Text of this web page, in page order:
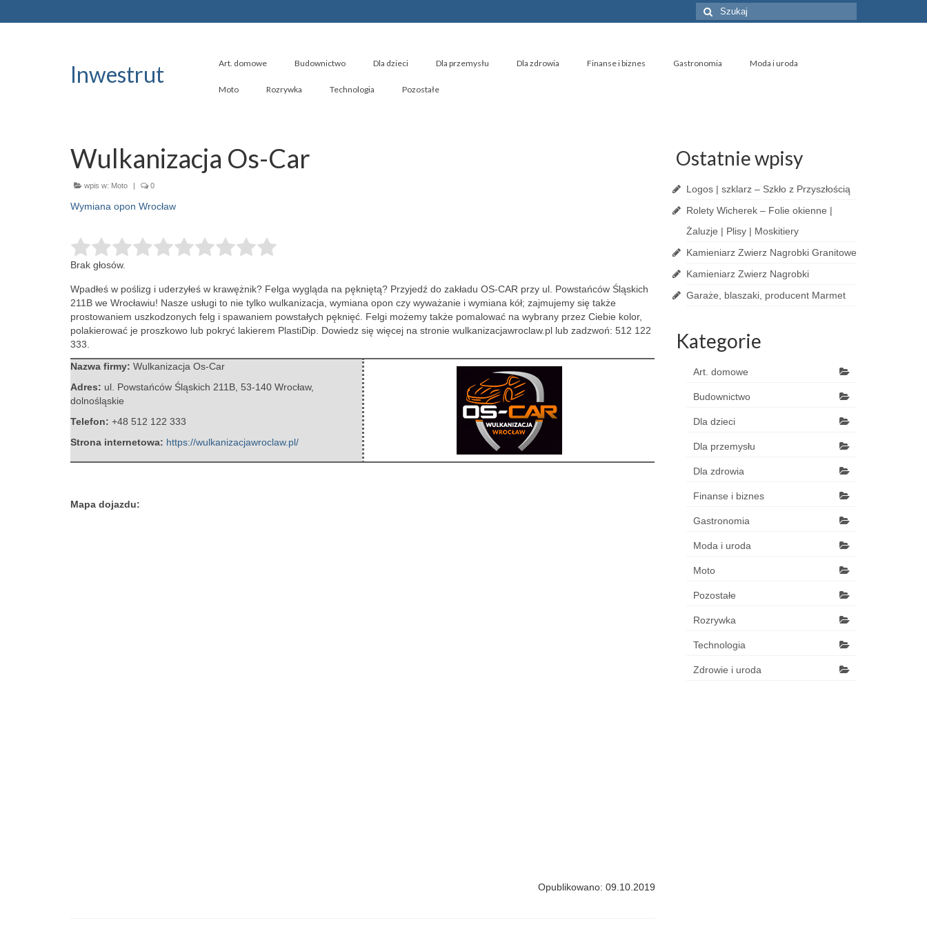
Szuklaj
w:
Inwestrut Art. domowe Budownictwo Dla dzieci Dla przemysłu Dla zdrowia Finanse i biznes Gastronomia Moda i uroda
Moto Rozrywka Technologia Pozostałe
Wulkanizacja Os-Car
wpis w: Moto | 0
Wymiana opon Wrocław
Brak głosów.
Wpadłeś w poślizg i uderzyłeś w krawężnik? Felga wygląda na pękniętą? Przyjedź do zakładu OS-CAR przy ul. Powstańców Śląskich
211B we Wrocławiu! Nasze usługi to nie tylko wulkanizacja, wymiana opon czy wyważanie i wymiana kół; zajmujemy się także
prostowaniem uszkodzonych felg i spawaniem powstałych pęknięć. Felgi możemy także pomalować na wybrany przez Ciebie kolor,
polakierować je proszkowo lub pokryć lakierem PlastiDip. Dowiedz się więcej na stronie wulkanizacjawroclaw.pl lub zadzwoń: 512 122
333.
Nazwa firmy: Wulkanizacja Os-Car
Adres: ul. Powstańców Śląskich 211B 53-140 Wrocław,
dolnośląskie
Telefon: +48 512 122 333
Strona internetowa: https://wulkanizacjawroclaw.pl/
Mapa dojazdu:
Opublikowano: 09.10.2019
Ostatnie wpisy
Logos | szklarz – Szkło z Przyszłością
Rolety Wicherek – Folie okienne |
Żaluzje | Plisy | Moskitiery
Kamieniarz Zwierz Nagrobki Granitowe
Kamieniarz Zwierz Nagrobki
Garaże, blaszaki, producent Marmet
Kategorie
Art. domowe
Budownictwo
Dla dzieci
Dla przemysłu
Dla zdrowia
Finanse i biznes
Gastronomia
Moda i uroda
Moto
Pozostałe
Rozrywka
Technologia
Zdrowie i uroda